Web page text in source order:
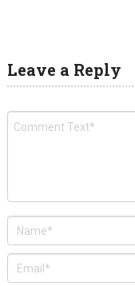
Leave a Reply